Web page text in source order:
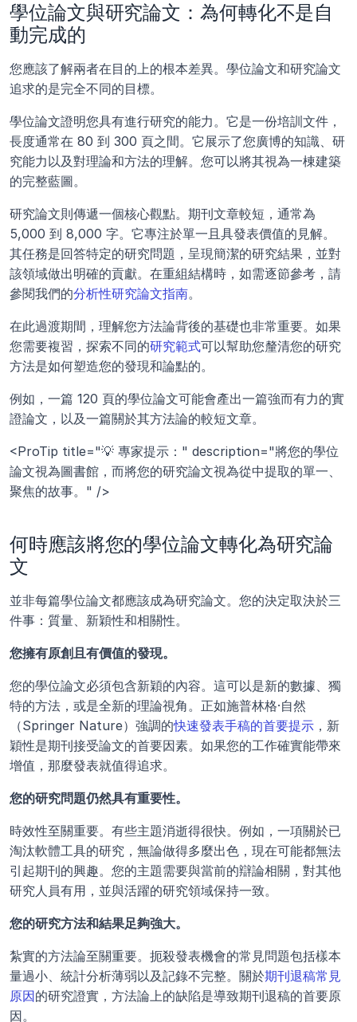
學位論文與研究論文：為何轉化不是自
動完成的
您應該了解兩者在目的上的根本差異。學位論文和研究論文
追求的是完全不同的目標。
學位論文證明您具有進行研究的能力。它是一份培訓文件，
長度通常在 80 到 300 頁之間。它展示了您廣博的知識、研
究能力以及對理論和方法的理解。您可以將其視為一棟建築
的完整藍圖。
研究論文則傳遞一個核心觀點。期刊文章較短，通常為
5,000 到 8,000 字。它專注於單一且具發表價值的見解。
其任務是回答特定的研究問題，呈現簡潔的研究結果，並對
該領域做出明確的貢獻。在重組結構時，如需逐節參考，請
參閱我們的分析性研究論文指南。
在此過渡期間，理解您方法論背後的基礎也非常重要。如果
您需要複習，探索不同的研究範式可以幫助您釐清您的研究
方法是如何塑造您的發現和論點的。
例如，一篇 120 頁的學位論文可能會產出一篇強而有力的實
證論文，以及一篇關於其方法論的較短文章。
<ProTip title="💡 專家提示：" description="將您的學位
論文視為圖書館，而將您的研究論文視為從中提取的單一、
聚焦的故事。" />
何時應該將您的學位論文轉化為研究論
文
並非每篇學位論文都應該成為研究論文。您的決定取決於三
件事：質量、新穎性和相關性。
您擁有原創且有價值的發現。
您的學位論文必須包含新穎的內容。這可以是新的數據、獨
特的方法，或是全新的理論視角。正如施普林格·自然
（Springer Nature）強調的快速發表手稿的首要提示 ，新
穎性是期刊接受論文的首要因素。如果您的工作確實能帶來
增值，那麼發表就值得追求。
您的研究問題仍然具有重要性。
時效性至關重要。有些主題消逝得很快。例如，一項關於已
淘汰軟體工具的研究，無論做得多麼出色，現在可能都無法
引起期刊的興趣。您的主題需要與當前的辯論相關，對其他
研究人員有用，並與活躍的研究領域保持一致。
您的研究方法和結果足夠強大。
紮實的方法論至關重要。扼殺發表機會的常見問題包括樣本
量過小、統計分析薄弱以及記錄不完整。關於期刊退稿常見
原因的研究證實，方法論上的缺陷是導致期刊退稿的首要原
因。